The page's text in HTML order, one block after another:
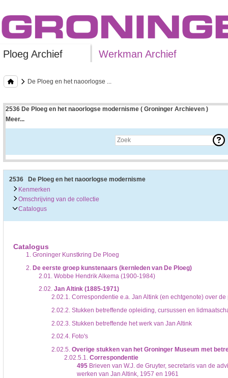
Ploeg Archief Werkman Archief
De Ploeg en het naoorlogse ...
2536 De Ploeg en het naoorlogse modernisme ( Groninger Archieven )
Meer...
Uitleg bij archieftoegang
Een archieftoegang geeft uitgebreide informatie over een bepaald archief.
• Kenmerken van het archief
• Inleiding op het archief
• Inventaris of plaatsingslijst
• Eventueel bijlagen
De kenmerken van het archief zijn o.m. de omvang, vindplaats,
De inleiding op het archief bevat interessante informatie over de
bevatten.
Bij het zoeken in de inventaris wordt de hiërarchie gevolgd. De rubrieken in
2536 De Ploeg en het naoorlogse modernisme
Kenmerken
Omschrijving van de collectie
Catalogus
Catalogus
1.Groninger Kunstkring De Ploeg
2. De eerste groep kunstenaars (kernleden van De Ploeg)
2.01.Wobbe Hendrik Alkema (1900-1984)
2.02. Jan Altink (1885-1971)
2.02.1.Correspondentie e.a. Jan Altink (en echtgenote) over
2.02.2.Stukken betreffende opleiding, cursussen en
2.02.3. Stukken betreffende het werk van Jan Altink
2.02.4.Foto's
2.02.5. Overige stukken van het Groninger Museum met
2.02.5.1. Correspondentie
495Brieven van W.J. de Gruyter, secretaris van de
werken van Jan Altink, 1957 en 1961